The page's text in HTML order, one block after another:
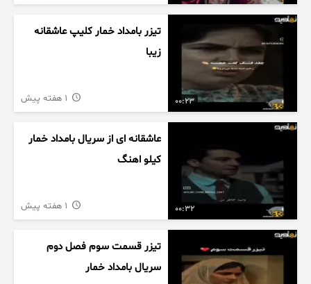
00:23
تیزر بامداد خمار کلیپ عاشقانه
زیبا
00:32
عاشقانه ای از سریال بامداد خمار
کیلو اهنگ
تیزر قسمت سوم فصل دوم
سریال بامداد خمار